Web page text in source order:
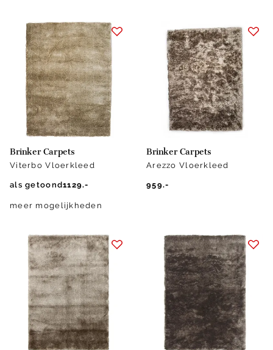
Brinker Carpets
Viterbo Vloerkleed
als getoond1129.-
meer mogelijkheden
Brinker Carpets
Arezzo Vloerkleed
959.-